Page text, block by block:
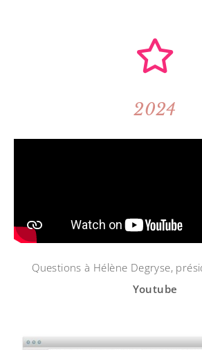
2024
Questions à Hélène Degryse,
Youtube